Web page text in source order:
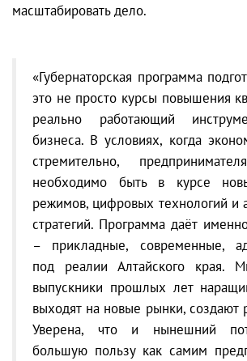
масштабировать дело.
«Губернаторская программа
это не просто курсы повышения
реально работающий
бизнеса. В условиях, когда
стремительно,
необходимо быть в курсе
режимов, цифровых технологий и
стратегий. Программа даёт
– прикладные, современные,
под реалии Алтайского края.
выпускники прошлых лет
выходят на новые рынки, создают
Уверена, что и нынешний
большую пользу как самим